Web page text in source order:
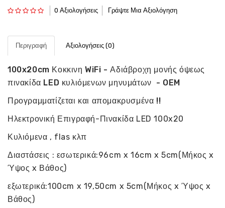
0 Αξιολογήσεις Γράψτε Μια Αξιολόγηση
Περιγραφή Αξιολογήσεις (0)
100x20cm Κοκκινη WiFi - Αδιάβροχη μονής όψεως
πινακίδα LED κυλιόμενων μηνυμάτων - OEM
Προγραμματίζεται και απομακρυσμένα !!
Ηλεκτρονική Επιγραφή-Πινακίδα LED 100x20
Κυλιόμενα , flas κλπ
Διαστάσεις : εσωτερικά:96cm x 16cm x 5cm(Μήκος x
Ύψος x Βάθος)
εξωτερικά:100cm x 19,50cm x 5cm(Μήκος x Ύψος x
Βάθος)